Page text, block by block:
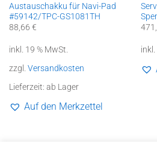
Austauschakku für Navi-Pad
#59142/TPC-GS1081TH
88,66 €
inkl. 19 % MwSt.
zzgl. Versandkosten
Lieferzeit: ab Lager
Auf den Merkzettel